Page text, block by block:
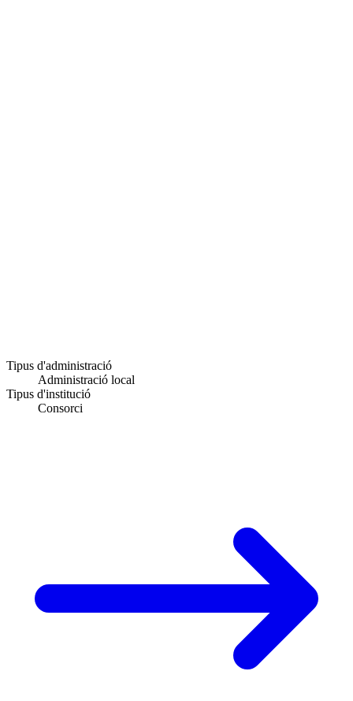
Tipus d'administració
Administració local
Tipus d'institució
Consorci